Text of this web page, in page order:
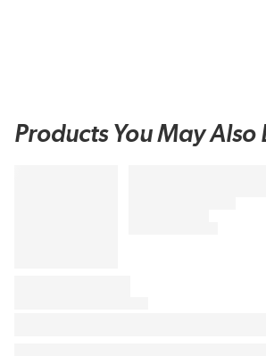
Products You May Also